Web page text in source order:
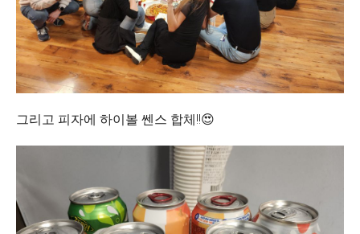
그리고 피자에 하이볼 쎈스 합체!!😍